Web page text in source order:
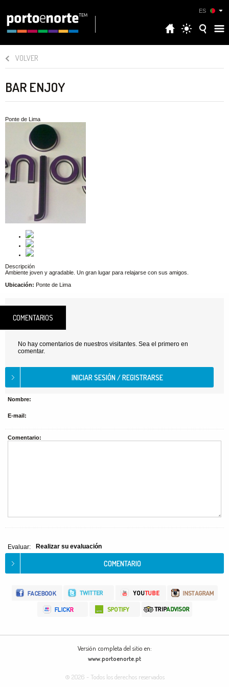
ES
VOLVER
BAR ENJOY
Ponte de Lima
Descripción
Ambiente joven y agradable. Un gran lugar para relajarse con sus amigos.
Ubicación: Ponte de Lima
COMENTARIOS
No hay comentarios de nuestros visitantes. Sea el primero en
comentar.
Nombre:
E-mail:
Comentario:
Evaluar: Realizar su evaluación
Versión completa del sitio en:
www.portoenorte.pt
© 2026 - Todos los derechos reservados